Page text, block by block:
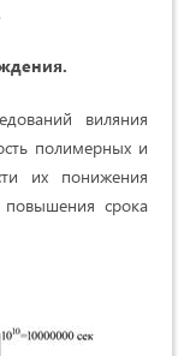
виляния
полимерных и
их понижения
срока